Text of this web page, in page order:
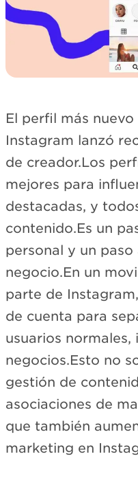
El perfil más
Instagram lanzó
de creador.Los
mejores para
destacadas, y
contenido.Es un
personal y un
negocio.En un
parte de
de cuenta para
usuarios normales,
negocios.Esto no
gestión de
asociaciones de
que también
marketing en